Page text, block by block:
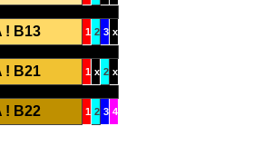
! B13 1 2 3 x
! B21 1 x 2 x
! B22 1 2 3 4